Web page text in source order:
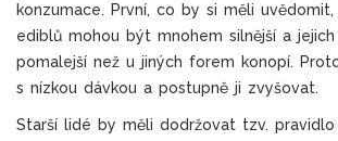
konzumace. První, co by si měli
ediblů mohou být mnohem silnější a
pomalejší než u jiných forem konopí.
s nízkou dávkou a postupně ji zvyšovat.
Starší lidé by měli dodržovat tzv.